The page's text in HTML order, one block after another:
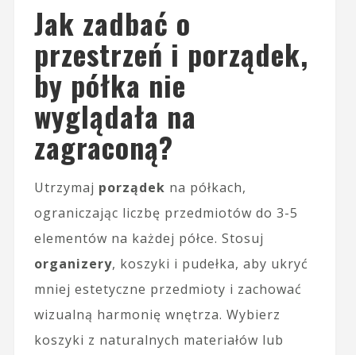
Jak zadbać o
przestrzeń i porządek,
by półka nie
wyglądała na
zagraconą?
Utrzymaj porządek na półkach,
ograniczając liczbę przedmiotów do 3-5
elementów na każdej półce. Stosuj
organizery, koszyki i pudełka, aby ukryć
mniej estetyczne przedmioty i zachować
wizualną harmonię wnętrza. Wybierz
koszyki z naturalnych materiałów lub